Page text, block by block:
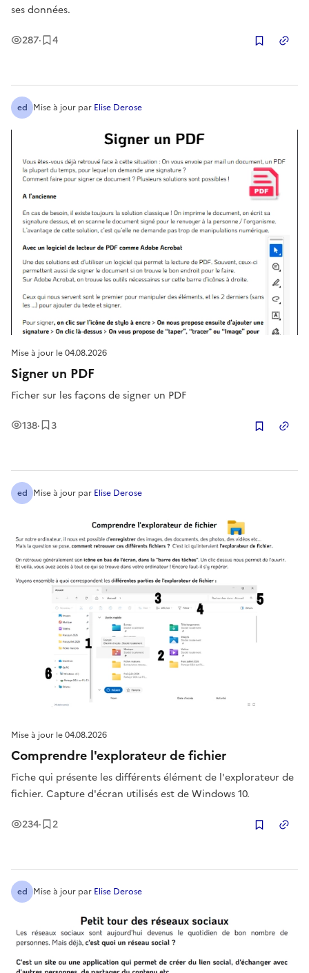
ses données.
287Vues
· 4Enregistrement
Mise à jour le04.08.2026
Signer un PDF
Ficher sur les façons de signer un PDF
138Vues
· 3Enregistrement
ed Mise à jour par Elise Derose
Mise à jour le04.08.2026
Comprendre l'explorateur de fichier
Fiche qui présente les différents élément de l'explorateur de
fichier. Capture d'écran utilisés est de Windows 10.
234Vues
· 2Enregistrement
ed Mise à jour par Elise Derose
ed Mise à jour par Elise Derose